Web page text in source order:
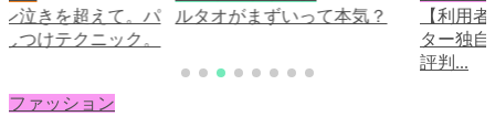
泣きを超えて。パ
つけテクニック。
ルタオがまずいって本気？
【利用
ター独
評判...
ファッション